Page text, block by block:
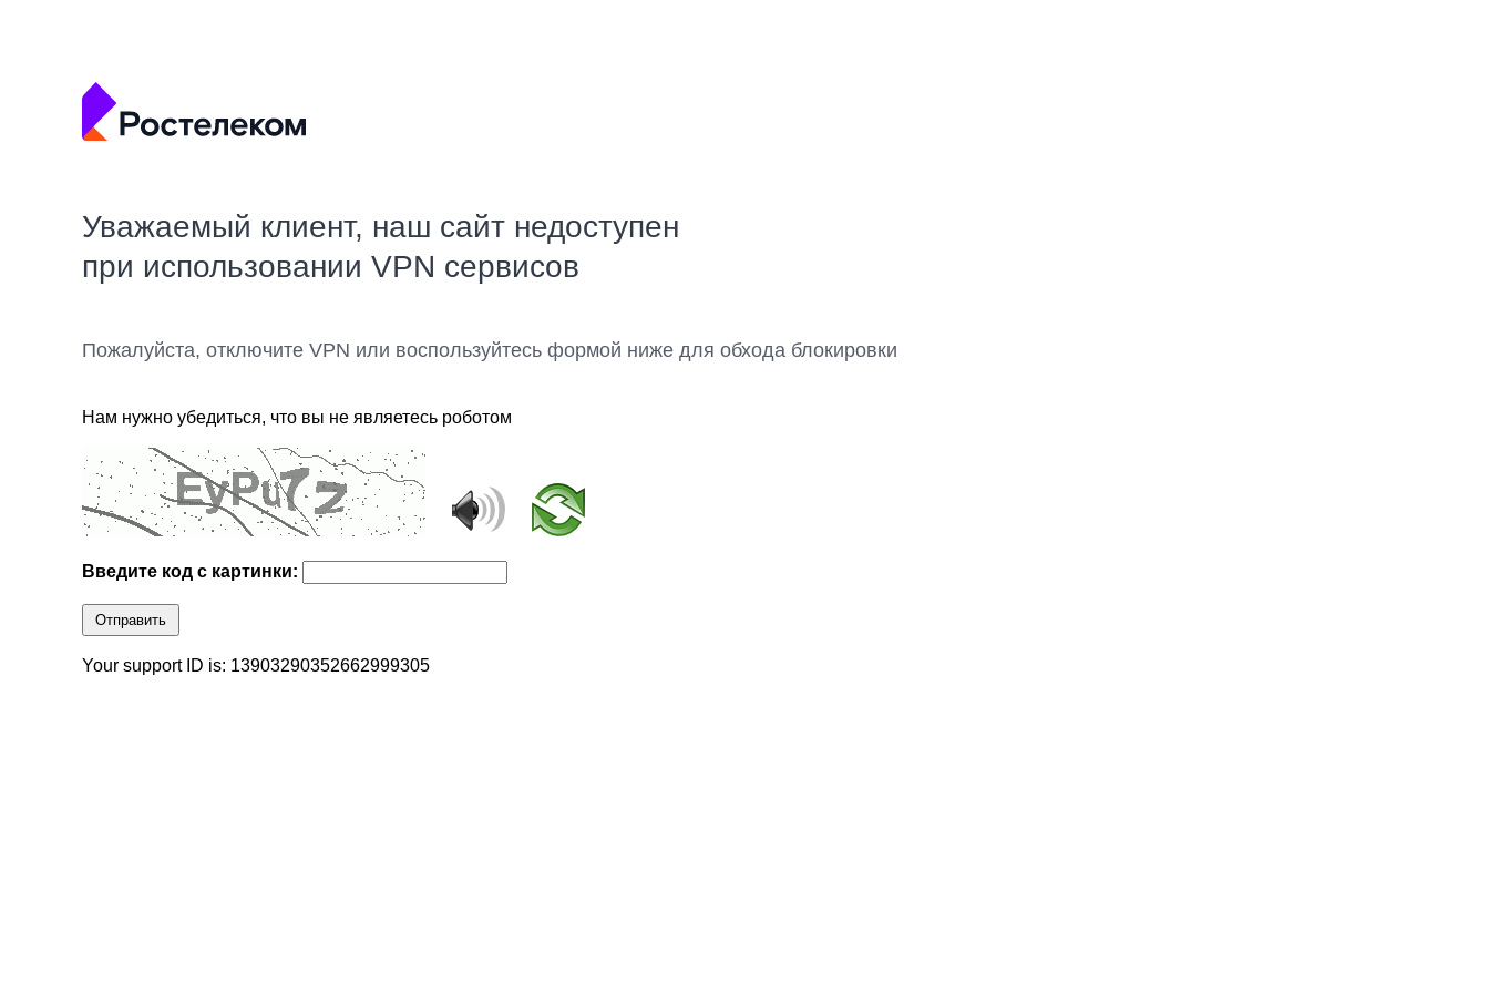
Уважаемый клиент, наш сайт недоступен
при использовании VPN сервисов
Пожалуйста, отключите VPN или воспользуйтесь формой ниже для обхода блокировки
Нам нужно убедиться, что вы не являетесь роботом
Введите код с картинки:
Отправить
Your support ID is: 13903290352662999305